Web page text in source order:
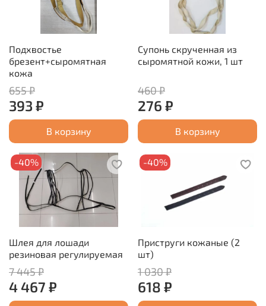
Подхвостье
брезент+сыромятная
кожа
655 ₽
393 ₽
В корзину
Супонь скрученная из
сыромятной кожи, 1 шт
460 ₽
276 ₽
В корзину
-40%
Шлея для лошади
резиновая регулируемая
7 445 ₽
4 467 ₽
-40%
Приструги кожаные (2
шт)
1 030 ₽
618 ₽